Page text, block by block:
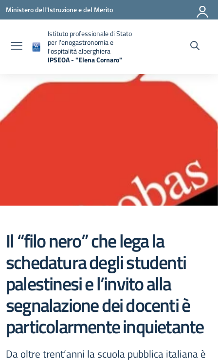
Vai ai contenuti
Vai al menu di navigazione
Vai al footer
Ministero dell'Istruzione e del Merito
Istituto professionale di Stato
per l'enogastronomia e
l'ospitalità alberghiera
IPSEOA - ''Elena Cornaro"
Il “filo nero” che lega la
schedatura degli studenti
palestinesi e l’invito alla
segnalazione dei docenti è
particolarmente inquietante
Da oltre trent’anni la scuola pubblica italiana è